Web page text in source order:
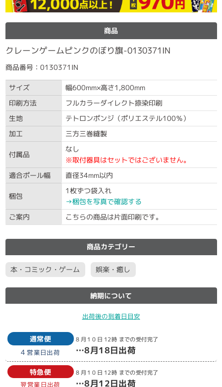
商品
クレーンゲームピンクのぼり旗-0130371IN
商品番号：0130371IN
サイズ
幅600mm×高さ1,800mm
印刷方法
フルカラーダイレクト捺染印刷
生地
テトロンポンジ（ポリエステル100％）
加工
三方三巻縫製
付属品
なし
※取付器具はセットではございません。
適合ポール幅
直径34mm以内
梱包
1枚ずつ袋入れ
→梱包を写真で確認する
ご案内
こちらの商品は片面印刷です。
商品カテゴリー
本・コミック・ゲーム 娯楽・癒し
納期について
出荷後の到着日目安
通常便
4 営業日出荷
8月10日 12時 までの受付完了
…8月18日出荷
特急便
翌営業日出荷
8月10日 12時 までの受付完了
…8月12日出荷